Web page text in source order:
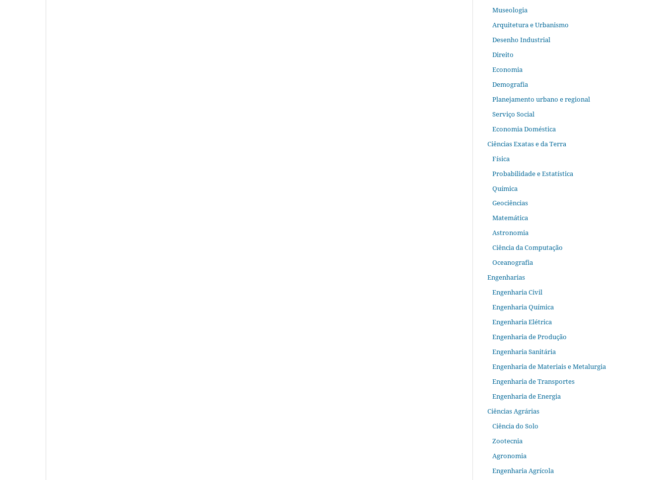
Museologia
Arquitetura e Urbanismo
Desenho Industrial
Direito
Economia
Demografia
Planejamento urbano e regional
Serviço Social
Economia Doméstica
Ciências Exatas e da Terra
Física
Probabilidade e Estatística
Química
Geociências
Matemática
Astronomia
Ciência da Computação
Oceanografia
Engenharias
Engenharia Civil
Engenharia Química
Engenharia Elétrica
Engenharia de Produção
Engenharia Sanitária
Engenharia de Materiais e Metalurgia
Engenharia de Transportes
Engenharia de Energia
Ciências Agrárias
Ciência do Solo
Zootecnia
Agronomia
Engenharia Agrícola